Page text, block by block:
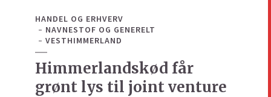
HANDEL OG ERHVERV
NAVNESTOF OG GENERELT
VESTHIMMERLAND
Himmerlandskød får
grønt lys til joint venture